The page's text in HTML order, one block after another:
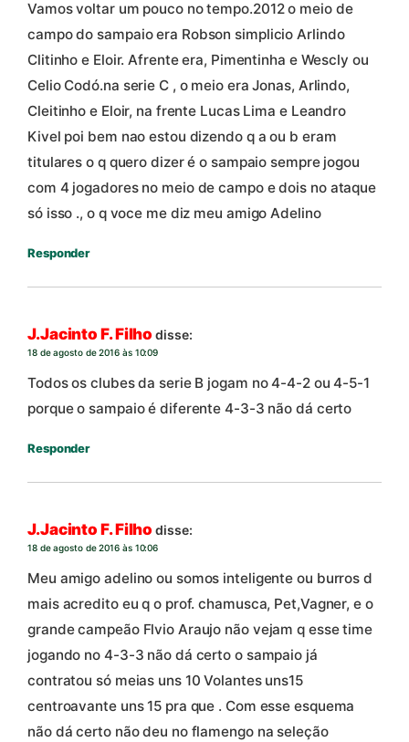
Vamos voltar um pouco no tempo.2012 o meio de
campo do sampaio era Robson simplicio Arlindo
Clitinho e Eloir. Afrente era, Pimentinha e Wescly ou
Celio Codó.na serie C , o meio era Jonas, Arlindo,
Cleitinho e Eloir, na frente Lucas Lima e Leandro
Kivel poi bem nao estou dizendo q a ou b eram
titulares o q quero dizer é o sampaio sempre jogou
com 4 jogadores no meio de campo e dois no ataque
só isso ., o q voce me diz meu amigo Adelino
Responder
J.Jacinto F. Filho disse:
18 de agosto de 2016 às 10:09
Todos os clubes da serie B jogam no 4-4-2 ou 4-5-1
porque o sampaio é diferente 4-3-3 não dá certo
Responder
J.Jacinto F. Filho disse:
18 de agosto de 2016 às 10:06
Meu amigo adelino ou somos inteligente ou burros d
mais acredito eu q o prof. chamusca, Pet,Vagner, e o
grande campeão Flvio Araujo não vejam q esse time
jogando no 4-3-3 não dá certo o sampaio já
contratou só meias uns 10 Volantes uns15
centroavante uns 15 pra que . Com esse esquema
não dá certo não deu no flamengo na seleção